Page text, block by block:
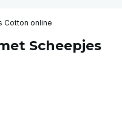
Cotton online
Scheepjes